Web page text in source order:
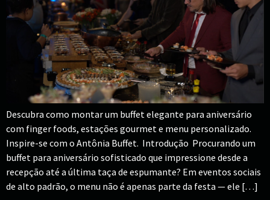
Descubra como montar um buffet elegante para aniversário
com finger foods, estações gourmet e menu personalizado.
Inspire-se com o Antônia Buffet. Introdução Procurando um
buffet para aniversário sofisticado que impressione desde a
recepção até a última taça de espumante? Em eventos sociais
de alto padrão, o menu não é apenas parte da festa — ele […]